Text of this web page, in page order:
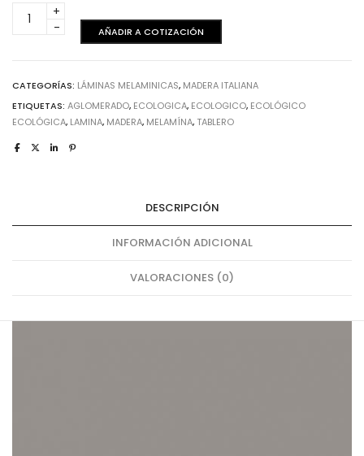
cantidad
AÑADIR A COTIZACIÓN
CATEGORÍAS: LÁMINAS MELAMINICAS, MADERA ITALIANA
ETIQUETAS: AGLOMERADO, ECOLOGICA, ECOLOGICO, ECOLÓGICO
ECOLÓGICA, LAMINA, MADERA, MELAMÍNA, TABLERO
DESCRIPCIÓN
INFORMACIÓN ADICIONAL
VALORACIONES (0)